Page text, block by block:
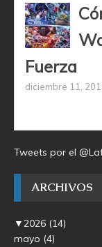
Fuerza
diciembre 11,
Tweets por el
ARCHIVOS
▼2026 (14)
mayo (4)